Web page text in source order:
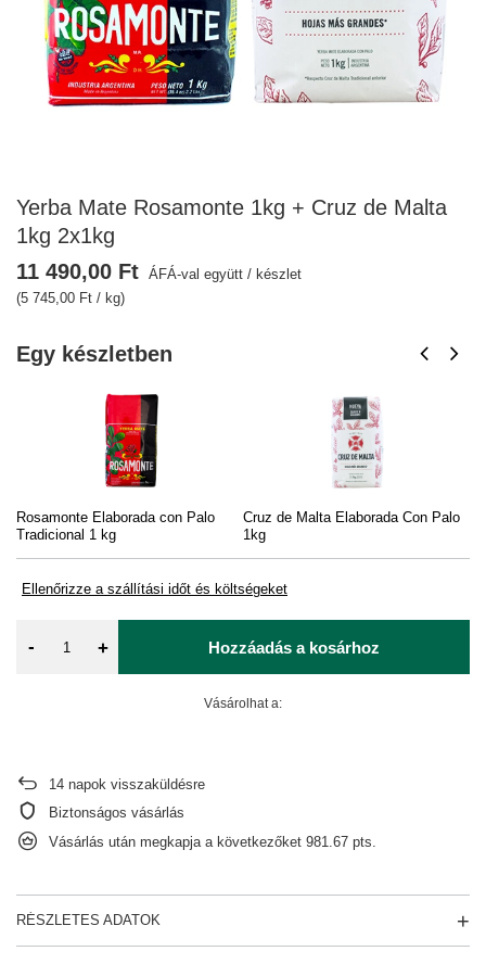
Yerba Mate Rosamonte 1kg + Cruz de Malta
1kg 2x1kg
Egy készletben
Rosamonte Elaborada con Palo
Tradicional 1 kg
Cruz de Malta Elaborada Con Palo
1kg
Ellenőrizze a szállítási időt és költségeket
11 490,00 Ft ÁFÁ-val együtt / készlet
(5 745,00 Ft / kg)
- + Hozzáadás a kosárhoz
Vásárolhat a:
14 napok visszaküldésre
Biztonságos vásárlás
Vásárlás után megkapja a következőket 981.67 pts.
RÉSZLETES ADATOK